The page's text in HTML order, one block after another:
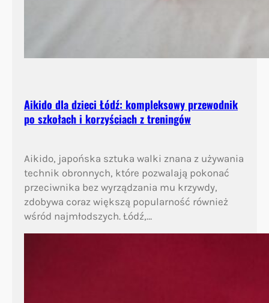
Aikido dla dzieci Łódź: kompleksowy przewodnik
po szkołach i korzyściach z treningów
Aikido, japońska sztuka walki znana z używania
technik obronnych, które pozwalają pokonać
przeciwnika bez wyrządzania mu krzywdy,
zdobywa coraz większą popularność również
wśród najmłodszych. Łódź,…